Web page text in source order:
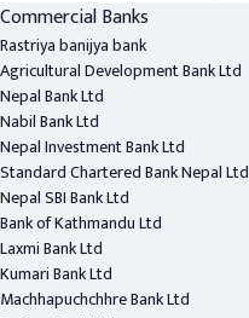
Commercial Banks
Rastriya banijya bank
Agricultural Development Bank Ltd
Nepal Bank Ltd
Nabil Bank Ltd
Nepal Investment Bank Ltd
Standard Chartered Bank Nepal Ltd
Nepal SBI BankLtd
Bank of KathmanduLtd
Laxmi Bank Ltd
Kumari Bank Ltd
Machhapuchchhre Bank Ltd